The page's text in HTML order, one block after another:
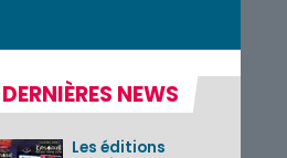
NEWS
Les éditions